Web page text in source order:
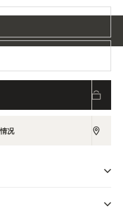
展
题展
况